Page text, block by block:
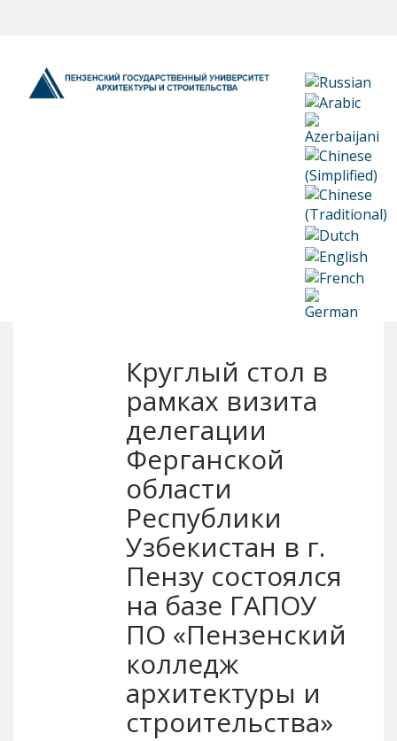
Круглый стол в
рамках визита
делегации
Ферганской
области
Республики
Узбекистан в г.
Пензу состоялся
на базе ГАПОУ
ПО «Пензенский
колледж
архитектуры и
строительства»